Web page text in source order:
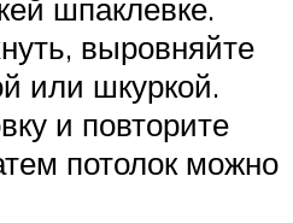
шпаклевке.
выровняйте
или шкуркой.
и повторите
потолок можно